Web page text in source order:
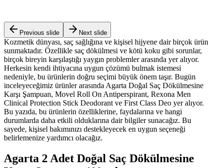
Previous slide Next slide
Kozmetik dünyası, saç sağlığına ve kişisel hijyene dair birçok ürün
sunmaktadır. Özellikle saç dökülmesi ve kötü koku gibi sorunlar,
birçok bireyin karşılaştığı yaygın problemler arasında yer alıyor.
Herkesin kendi ihtiyacına uygun çözümü bulmak istemesi
nedeniyle, bu ürünlerin doğru seçimi büyük önem taşır. Bugün
inceleyeceğimiz ürünler arasında Agarta Doğal Saç Dökülmesine
Karşı Şampuan, Movel Roll On Antiperspirant, Rexona Men
Clinical Protection Stick Deodorant ve First Class Deo yer alıyor.
Bu yazıda, bu ürünlerin özelliklerine, faydalarına ve hangi
durumlarda daha etkili olduklarına dair bilgiler sunacağız. Bu
sayede, kişisel bakımınızı destekleyecek en uygun seçeneği
belirlemenize yardımcı olacağız.
Agarta 2 Adet Doğal Saç Dökülmesine